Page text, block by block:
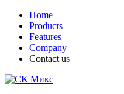
Home
Products
Features
Company
Contact us